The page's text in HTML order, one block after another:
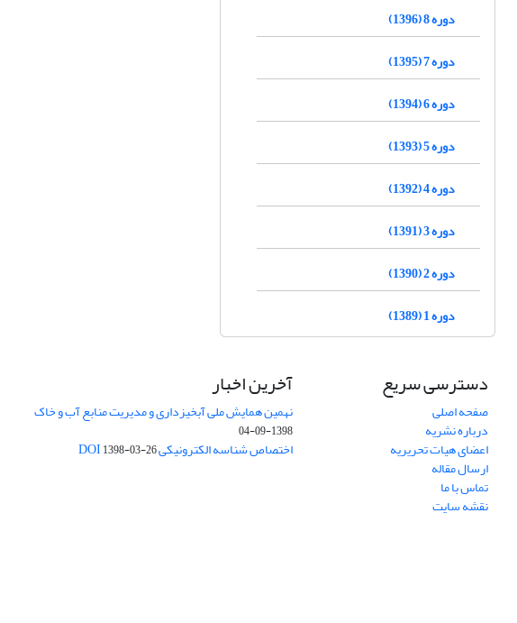
دوره 8 (1396)
دوره 7 (1395)
دوره 6 (1394)
دوره 5 (1393)
دوره 4 (1392)
دوره 3 (1391)
دوره 2 (1390)
دوره 1 (1389)
دسترسی سریع
صفحه اصلی
درباره نشریه
اعضای هیات تحریریه
ارسال مقاله
تماس با ما
نقشه سایت
آخرین اخبار
نهمین همایش ملی آبخیزداری و مدیریت منابع آب و خاک
1398-09-04
اختصاص شناسه الکترونیکی DOI1398-03-26